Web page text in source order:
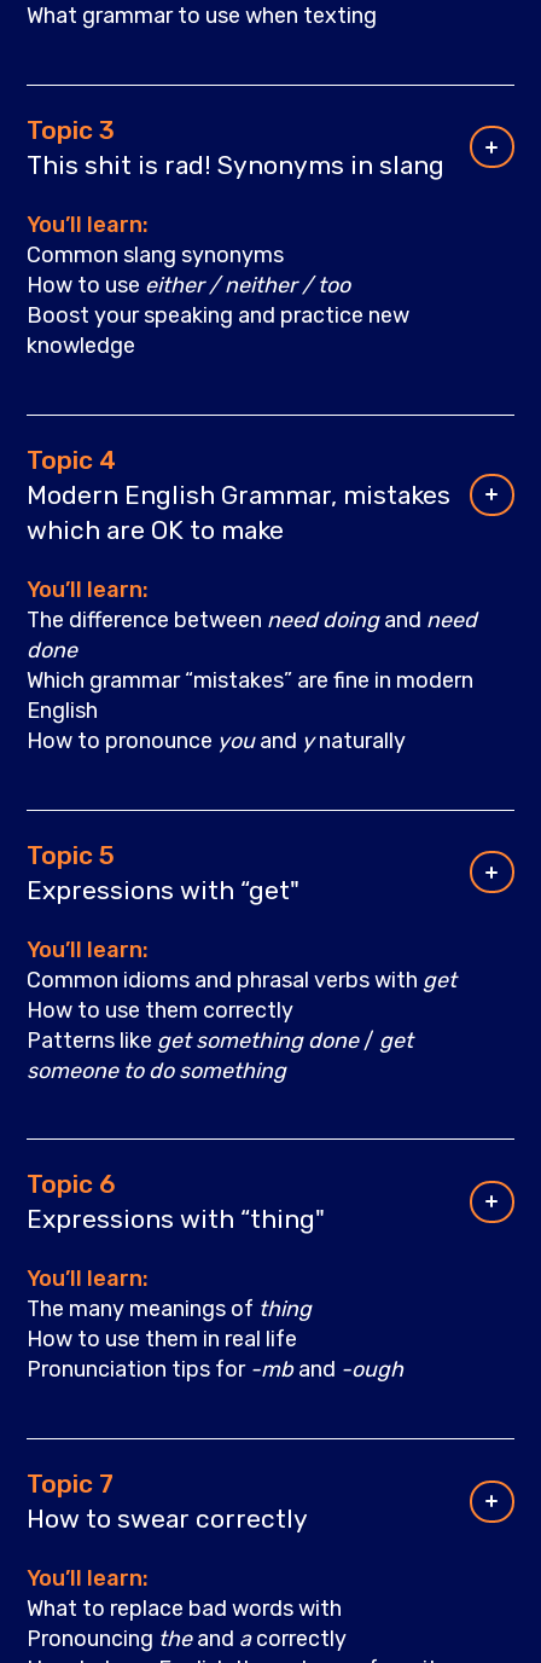
What grammar to use when texting
Topic 3
This shit is rad! Synonyms in slang
You’ll learn:
Common slang synonyms
How to use either / neither / too
Boost your speaking and practiсe new
knowledge
Topic 4
Modern English Grammar, mistakes
which are OK to make
You’ll learn:
The difference between need doingand need
done
Which grammar “mistakes” are fine in modern
English
How to pronounce youand ynaturally
Topic 5
Expressions with “get"
You’ll learn:
Common idioms and phrasal verbs with get
How to use them correctly
Patterns like get something done/ get
someone to do something
Topic 6
Expressions with “thing"
You’ll learn:
The many meanings of thing
How to use them in real life
Pronunciation tips for -mband -ough
Topic 7
How to swear correctly
You’ll learn:
What to replace bad words with
Pronouncing theand acorrectly